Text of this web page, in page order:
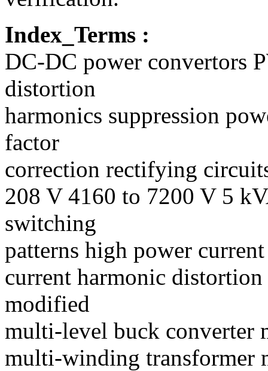
Index_Terms :
DC-DC power convertors
distortion
harmonics suppression
factor
correction rectifying
208 V 4160 to 7200 V 5
switching
patterns high power
current harmonic
modified
multi-level buck converter
multi-winding transformer